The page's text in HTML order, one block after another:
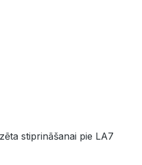
stiprināšanai pie LA7